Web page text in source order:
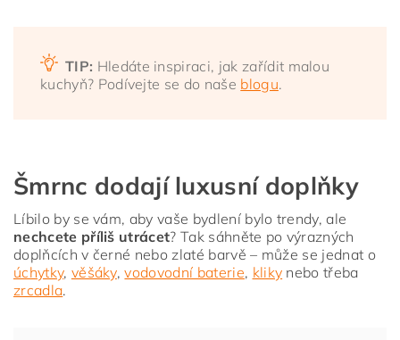
TIP: Hledáte inspiraci, jak zařídit malou
kuchyň? Podívejte se do naše blogu.
Šmrnc dodají luxusní doplňky
Líbilo by se vám, aby vaše bydlení bylo trendy, ale
nechcete příliš utrácet? Tak sáhněte po výrazných
doplňcích v černé nebo zlaté barvě – může se jednat o
úchytky, věšáky,vodovodní baterie, kliky nebo třeba
zrcadla.